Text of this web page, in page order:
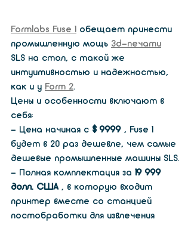
Formlabs Fuse 1 обещает принести
промышленную мощь 3d-печати
SLS на стол, с такой же
интуитивностью и надежностью,
как и у Form 2.
Цены и особенности включают в
себя:
- Цена начиная с $ 9999 , Fuse 1
будет в 20 раз дешевле, чем самые
дешевые промышленные машины SLS.
- Полная комплектация за 19 999
долл. США , в которую входит
принтер вместе со станцией
постобработки для извлечения